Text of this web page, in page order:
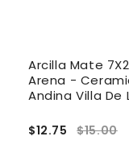
Arcilla Mate
Arena -
Andina Villa De
$12.75 $15.00